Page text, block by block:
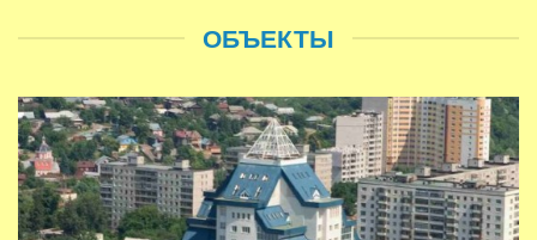
ОБЪЕКТЫ